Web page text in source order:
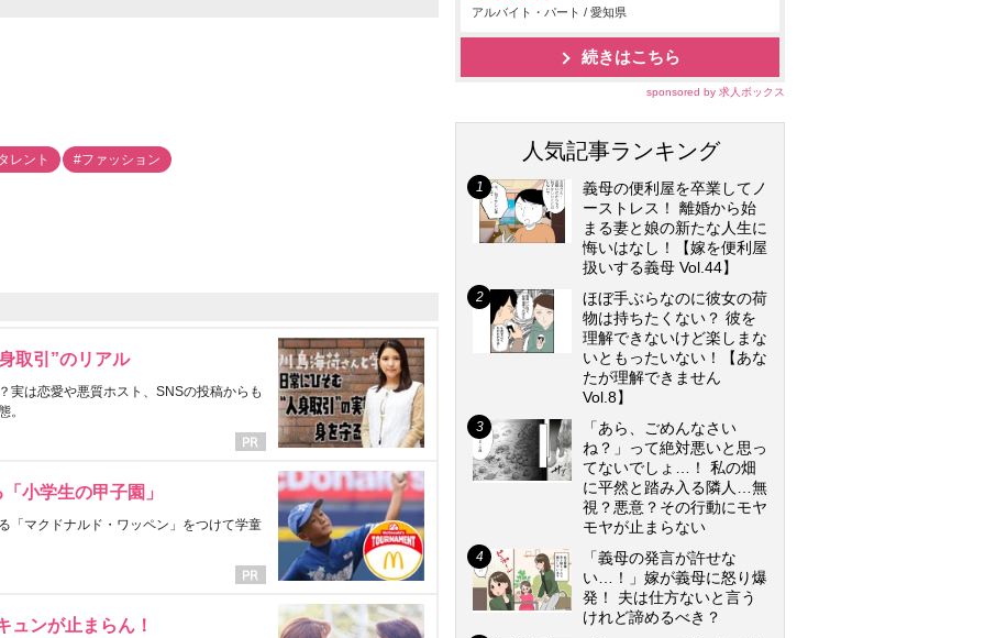
レント #ファッション
取引”のリアル
実は恋愛や悪質ホスト、SNSの投稿からも
。
小学生の甲子園」
「マクドナルド・ワッペン」をつけて学童
ュンが止まらん！
アルバイト・パート / 愛知県
続きはこちら
sponsored by 求人ボックス
人気記事ランキング
義母の便利屋を卒業してノ
ーストレス！ 離婚から始
まる妻と娘の新たな人生に
悔いはなし！【嫁を便利屋
扱いする義母 Vol.44】
ほぼ手ぶらなのに彼女の荷
物は持ちたくない？ 彼を
理解できないけど楽しまな
いともったいない！【あな
たが理解できません
Vol.8】
「あら、ごめんなさい
ね？」って絶対悪いと思っ
てないでしょ…！ 私の畑
に平然と踏み入る隣人…無
視？悪意？その行動にモヤ
モヤが止まらない
「義母の発言が許せな
い…！」嫁が義母に怒り爆
発！ 夫は仕方ないと言う
けれど諦めるべき？